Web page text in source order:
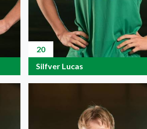
20
Silfver Lucas